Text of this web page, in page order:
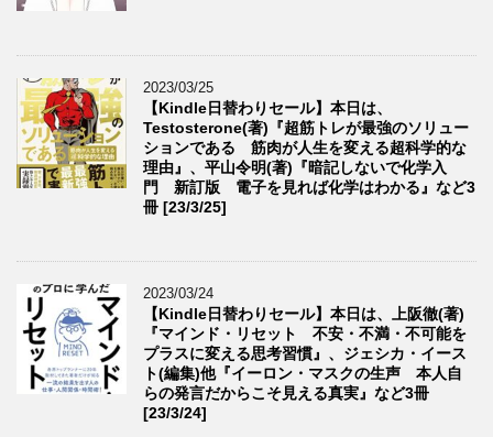
2023/03/25
【Kindle日替わりセール】本日は、
Testosterone(著)『超筋トレが最強のソリュー
ションである 筋肉が人生を変える超科学的な
理由』、平山令明(著)『暗記しないで化学入
門 新訂版 電子を見れば化学はわかる』など3
冊 [23/3/25]
2023/03/24
【Kindle日替わりセール】本日は、上阪徹(著)
『マインド・リセット 不安・不満・不可能を
プラスに変える思考習慣』、ジェシカ・イース
ト(編集)他『イーロン・マスクの生声 本人自
らの発言だからこそ見える真実』など3冊
[23/3/24]